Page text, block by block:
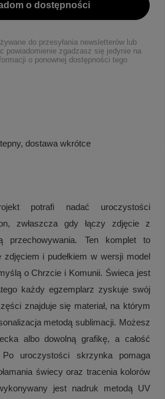
o dostępności
do przesyłania newsletterów lub
powiadomienie zgadzasz się jedynie na
o ponownej dostępności tego
dostawa wkrótce
potrafi nadać uroczystości
zwłaszcza gdy łączy zdjęcie z
przechowywania. Ten komplet to
i pudełkiem w wersji model
o Chrzcie i Komunii. Świeca jest
każdy egzemplarz zyskuje swój
znajduje się materiał, na którym
metodą sublimacji. Możesz
albo dowolną grafikę, a całość
Po uroczystości skrzynka pomaga
świecy oraz tracenia kolorów
jest nadruk metodą UV